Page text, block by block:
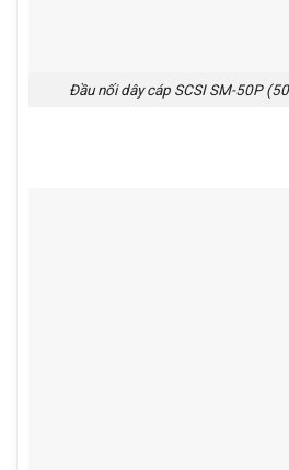
Đầu nối dây cáp SCSI SM-50P